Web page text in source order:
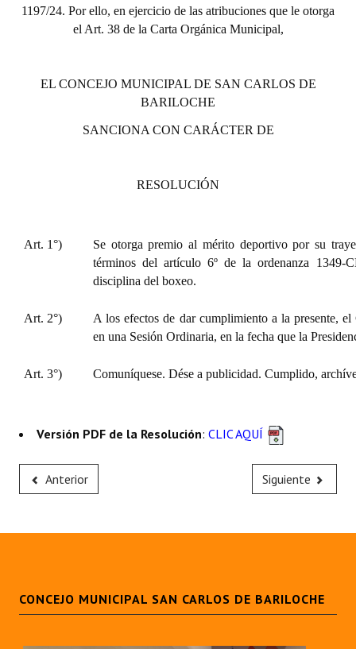
Reconocimientos - Registro
Entrega de distinciones
1197/24. Por ello, en ejercicio de las atribuciones que le otorga
el Art. 38 de la Carta Orgánica Municipal,
EL CONCEJO MUNICIPAL DE SAN CARLOS DE
BARILOCHE
SANCIONA CON CARÁCTER DE
RESOLUCIÓN
Art. 1°)
Se otorga premio al mérito deportivo por su
términos del artículo 6º de la ordenanza
disciplina del boxeo.
Art. 2°)
A los efectos de dar cumplimiento a la presente,
en una Sesión Ordinaria, en la fecha que la
Art. 3°) Comuníquese. Dése a publicidad. Cumplido,
Versión PDF de la Resolución: CLIC AQUÍ
Anterior Siguiente
CONCEJO MUNICIPAL SAN CARLOS DE BARILOCHE